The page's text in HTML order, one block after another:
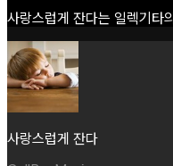
사랑스럽게 잔다는 일렉기타의
사랑스럽게 잔다